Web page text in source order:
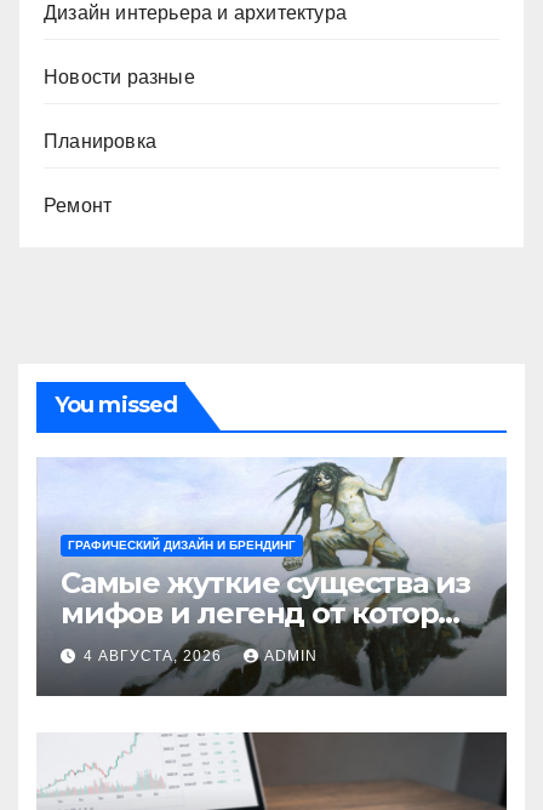
Дизайн интерьера и архитектура
Новости разные
Планировка
Ремонт
You missed
ГРАФИЧЕСКИЙ ДИЗАЙН И БРЕНДИНГ
Самые жуткие существа из
мифов и легенд от которых
стынет кровь
4 АВГУСТА, 2026 ADMIN